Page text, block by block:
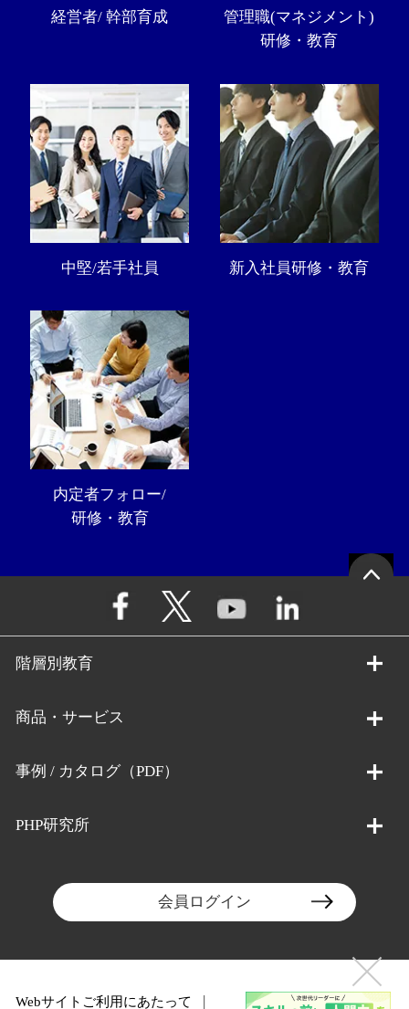
経営者/ 幹部育成
管理職(マネジメント)
研修・教育
中堅/若手社員 新入社員研修・教育
内定者フォロー/
研修・教育
階層別教育
商品・サービス
事例 / カタログ（PDF）
PHP研究所
会員ログイン
Webサイトご利用にあたって